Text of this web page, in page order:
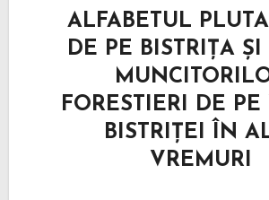
ALFABETUL
DE PE BISTRIŢA
FORESTIERI DE
BISTRIȚEI ÎN
VREMURI